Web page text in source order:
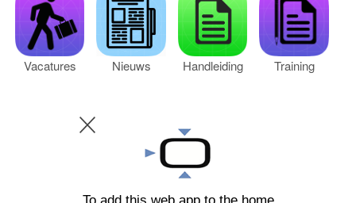
Vacatures Nieuws Handleiding Training